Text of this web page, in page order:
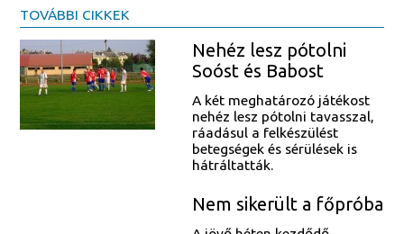
TOVÁBBI CIKKEK
Nehéz lesz pótolni
Soóst és Babost
A két meghatározó játékost
nehéz lesz pótolni tavasszal,
ráadásul a felkészülést
betegségek és sérülések is
hátráltatták.
Nem sikerült a főpróba